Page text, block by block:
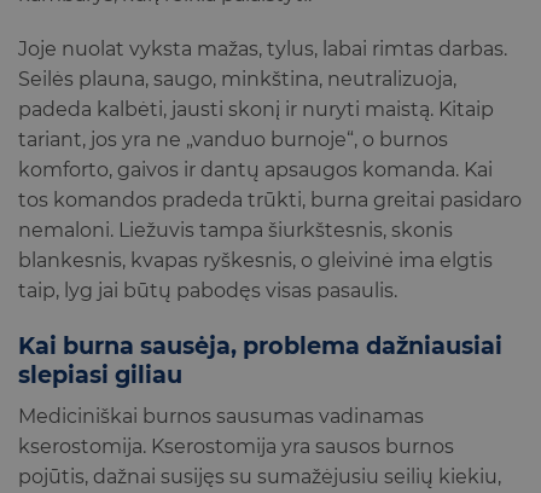
Joje nuolat vyksta mažas, tylus, labai rimtas darbas.
Seilės plauna, saugo, minkština, neutralizuoja,
padeda kalbėti, jausti skonį ir nuryti maistą. Kitaip
tariant, jos yra ne „vanduo burnoje“, o burnos
komforto, gaivos ir dantų apsaugos komanda. Kai
tos komandos pradeda trūkti, burna greitai pasidaro
nemaloni. Liežuvis tampa šiurkštesnis, skonis
blankesnis, kvapas ryškesnis, o gleivinė ima elgtis
taip, lyg jai būtų pabodęs visas pasaulis.
Kai burna sausėja, problema dažniausiai
slepiasi giliau
Mediciniškai burnos sausumas vadinamas
kserostomija. Kserostomija yra sausos burnos
pojūtis, dažnai susijęs su sumažėjusiu seilių kiekiu,